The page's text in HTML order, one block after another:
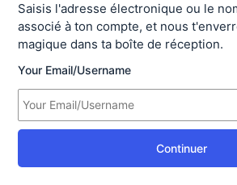
connecter
Saisis l'adresse électronique ou le
associé à ton compte, et nous
magique dans ta boîte de réception.
Your Email/Username
Continuer